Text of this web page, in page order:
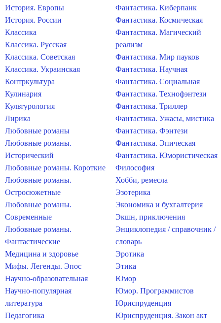
История. Европы
История. России
Классика
Классика. Русская
Классика. Советская
Классика. Украинская
Контркультура
Кулинария
Культурология
Лирика
Любовные романы
Любовные романы.
Исторический
Любовные романы. Короткие
Любовные романы.
Остросюжетные
Любовные романы.
Современные
Любовные романы.
Фантастические
Медицина и здоровье
Мифы. Легенды. Эпос
Научно-образовательная
Научно-популярная
литература
Педагогика
Фантастика. Киберпанк
Фантастика. Космическая
Фантастика. Магический
реализм
Фантастика. Мир пауков
Фантастика. Научная
Фантастика. Социальная
Фантастика. Технофэнтези
Фантастика. Триллер
Фантастика. Ужасы, мистика
Фантастика. Фэнтези
Фантастика. Эпическая
Фантастика. Юмористическая
Философия
Хобби, ремесла
Эзотерика
Экономика и бухгалтерия
Экшн, приключения
Энциклопедия / справочник /
словарь
Эротика
Этика
Юмор
Юмор. Программистов
Юриспруденция
Юриспруденция. Закон акт